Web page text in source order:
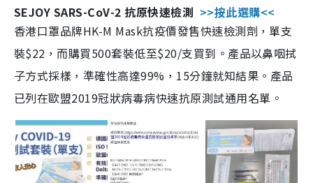
SEJOY SARS-CoV-2 抗原快速檢測 >>按此選購<<
香港口罩品牌HK-M Mask抗疫價發售快速檢測劑，單支
裝$22，而購買500套裝低至$20/支買到。產品以鼻咽拭
子方式採樣，準確性高達99%，15分鐘就知結果。產品
已列在歐盟2019冠狀病毒病快速抗原測試通用名單。